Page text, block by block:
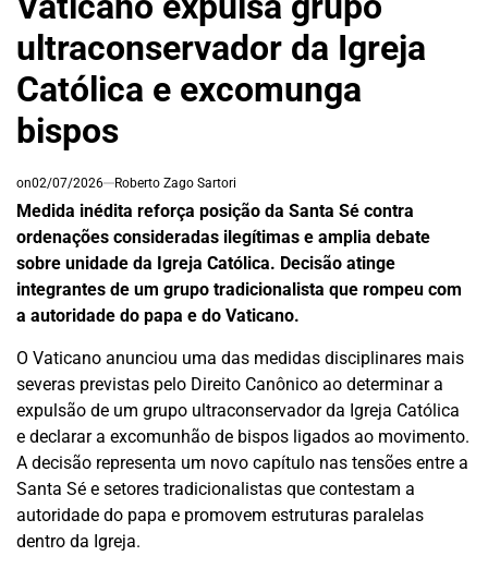
ultraconservador da Igreja
Católica e excomunga
bispos
on02/07/2026 Roberto Zago Sartori
Medida inédita reforça posição da Santa Sé contra
ordenações consideradas ilegítimas e amplia debate
sobre unidade da Igreja Católica. Decisão atinge
integrantes de um grupo tradicionalista que rompeu com
a autoridade do papa e do Vaticano.
O Vaticano anunciou uma das medidas disciplinares mais
severas previstas pelo Direito Canônico ao determinar a
expulsão de um grupo ultraconservador da Igreja Católica
e declarar a excomunhão de bispos ligados ao movimento.
A decisão representa um novo capítulo nas tensões entre a
Santa Sé e setores tradicionalistas que contestam a
autoridade do papa e promovem estruturas paralelas
dentro da Igreja.